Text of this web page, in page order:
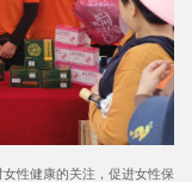
性健康的关注，促进女性保